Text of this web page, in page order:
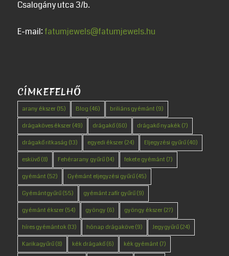
Csalogány utca 3/b.
E-mail: fatumjewels@fatumjewels.hu
CÍMKEFELHŐ
arany ékszer(15) Blog (46) briliáns gyémánt (9)
drágaköves ékszer(49) drágakő(60) drágakő nyakék(7)
drágakő ritkaság (13) egyedi ékszer(24) Eljegyzési gyűrű(40)
esküvő(8) Fehérarany gyűrű(14) fekete gyémánt (7)
gyémánt (52) Gyémánt eljegyzési gyűrű(45)
Gyémántgyűrű(55) gyémánt zafír gyűrű(9)
gyémánt ékszer(54) gyöngy (6) gyöngy ékszer(27)
híres gyémántok(13) hónap drágaköve(9) Jegygyűrű(24)
Karikagyűrű(8) kék drágakő(6) kék gyémánt (7)